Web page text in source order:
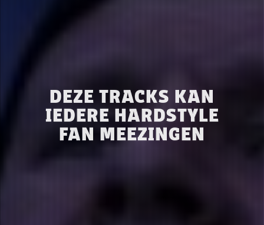
DEZE TRACKS KAN
IEDERE HARDSTYLE
FAN MEEZINGEN